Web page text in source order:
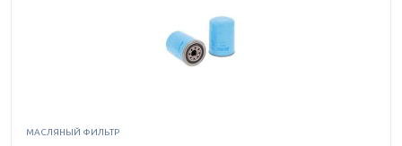
МАСЛЯНЫЙ ФИЛЬТР